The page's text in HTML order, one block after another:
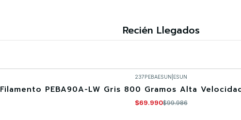
Recién Llegados
237PEBAESUN ESUN
Filamento PEBA90A-LW Gris 800 Gramos Alta
$69.990$99.986